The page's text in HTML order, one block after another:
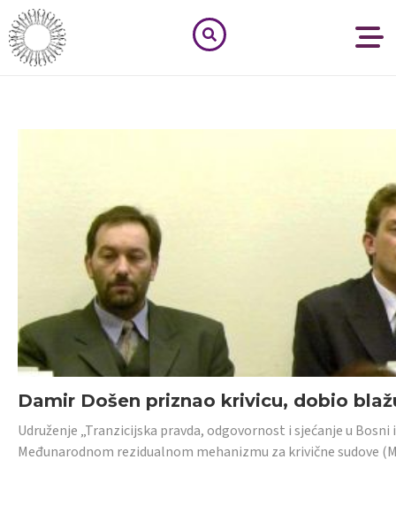
Damir Došen priznao krivicu, dobio
Udruženje „Tranzicijska pravda, odgovornost i sjećanje u
Međunarodnom rezidualnom mehanizmu za krivične sudove